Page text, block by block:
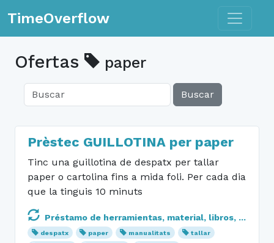
TimeOverflow Toggle
Ofertas paper
Buscar
Prèstec GUILLOTINA per paper
Tinc una guillotina de despatx per tallar
paper o cartolina fins a mida foli. Per cada dia
que la tinguis 10 minuts
Préstamo de herramientas, material, libros, ...
despatx paper manualitats
tallar